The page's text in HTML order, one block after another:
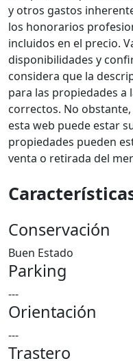
y otros gastos
los honorarios
incluidos en el precio.
disponibilidades y
considera que la
para las propiedades a
correctos. No
esta web puede estar
propiedades pueden
venta o retirada del
Conservación
Buen Estado
Parking
---
Orientación
---
Trastero